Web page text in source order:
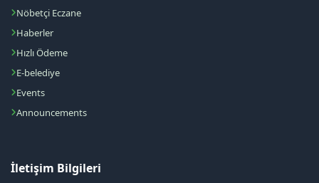
Nöbetçi Eczane
Haberler
Hızlı Ödeme
E-belediye
Events
Announcements
İletişim Bilgileri